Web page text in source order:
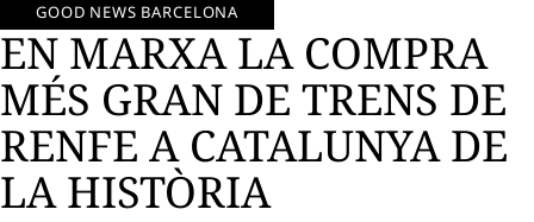
GOOD NEWS BARCELONA
EN MARXA LA COMPRA
MÉS GRAN DE TRENS DE
RENFE A CATALUNYA DE
LA HISTÒRIA